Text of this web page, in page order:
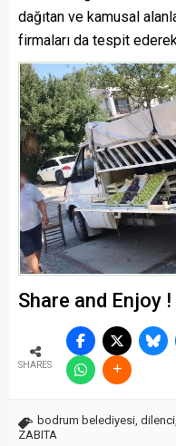
dağıtan ve kamusal
firmaları da tespit
Share and Enjoy !
SHARES
bodrum belediyesi dilenci
ZABITA